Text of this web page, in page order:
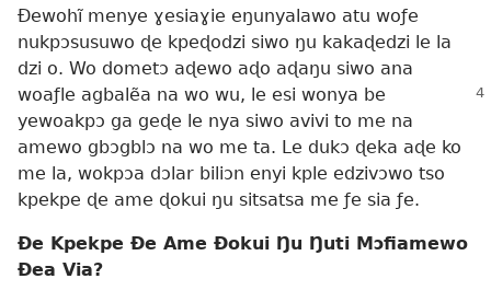
Ðewohĩ menye ɣesiaɣie eŋunyalawo atu woƒe
nukpɔsusuwo ɖe kpeɖodzi siwo ŋu kakaɖedzi le la
dzi o. Wo dometɔ aɖewo aɖo aɖaŋu siwo ana
woaƒle agbalẽa na wo wu, le esi wonya be
yewoakpɔ ga geɖe le nya siwo avivi to me na
amewo gbɔgblɔ na wo me ta. Le dukɔ ɖeka aɖe ko
me la, wokpɔa dɔlar biliɔn enyi kple edzivɔwo tso
kpekpe ɖe ame ɖokui ŋu sitsatsa me ƒe sia ƒe.
Ðe Kpekpe Ðe Ame Ðokui Ŋu Ŋuti Mɔfiamewo
Ðea Via?